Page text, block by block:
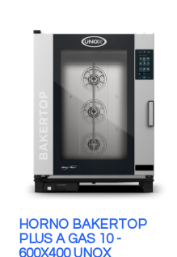
HORNO BAKERTOP
PLUS A GAS 10 -
600X400 UNOX